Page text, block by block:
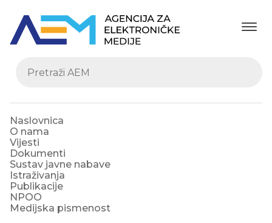
Naslovnica
O nama
Vijesti
Dokumenti
Sustav javne nabave
Istraživanja
Publikacije
NPOO
Medijska pismenost